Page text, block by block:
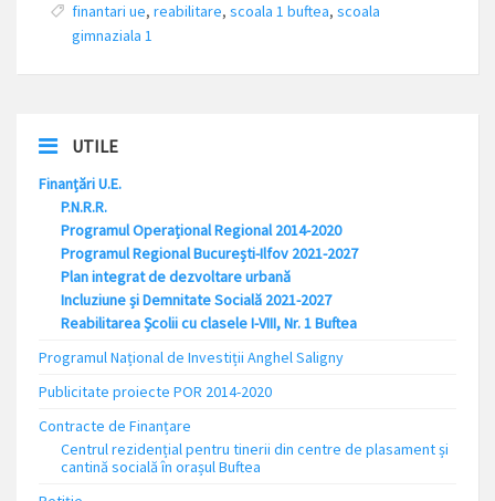
finantari ue, reabilitare, scoala 1 buftea, scoala
gimnaziala 1
UTILE
Finanțări U.E.
P.N.R.R.
Programul Operațional Regional 2014-2020
Programul Regional București-Ilfov 2021-2027
Plan integrat de dezvoltare urbană
Incluziune și Demnitate Socială 2021-2027
Reabilitarea Școlii cu clasele I-VIII, Nr. 1 Buftea
Programul Național de Investiții Anghel Saligny
Publicitate proiecte POR 2014-2020
Contracte de Finanțare
Centrul rezidențial pentru tinerii din centre de plasament și
cantină socială în orașul Buftea